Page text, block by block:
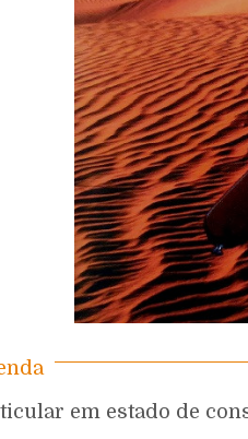
em estado de